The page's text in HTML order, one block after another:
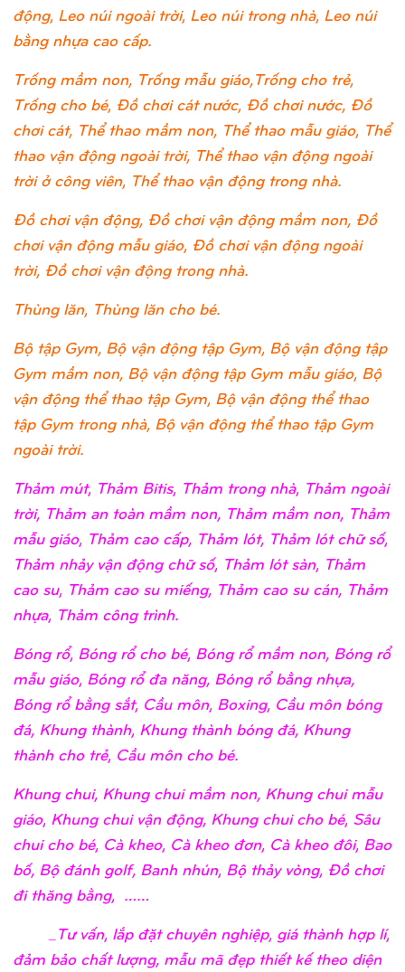
động, Leo núi ngoài trời, Leo núi trong nhà, Leo núi
bằng nhựa cao cấp.
Trống mầm non, Trống mẫu giáo,Trống cho trẻ,
Trống cho bé, Đồ chơi cát nước, Đồ chơi nước, Đồ
chơi cát, Thể thao mầm non, Thể thao mẫu giáo, Thể
thao vận động ngoài trời, Thể thao vận động ngoài
trời ở công viên, Thể thao vận động trong nhà.
Đồ chơi vận động, Đồ chơi vận động mầm non, Đồ
chơi vận động mẫu giáo, Đồ chơi vận động ngoài
trời, Đồ chơi vận động trong nhà.
Thùng lăn, Thùng lăn cho bé.
Bộ tập Gym, Bộ vận động tập Gym, Bộ vận động tập
Gym mầm non, Bộ vận động tập Gym mẫu giáo, Bộ
vận động thể thao tập Gym, Bộ vận động thể thao
tập Gym trong nhà, Bộ vận động thể thao tập Gym
ngoài trời.
Thảm mút, Thảm Bitis, Thảm trong nhà, Thảm ngoài
trời, Thảm an toàn mầm non, Thảm mầm non, Thảm
mẫu giáo, Thảm cao cấp, Thảm lót, Thảm lót chữ số,
Thảm nhảy vận động chữ số, Thảm lót sàn, Thảm
cao su, Thảm cao su miếng, Thảm cao su cán, Thảm
nhựa, Thảm công trình.
Bóng rổ, Bóng rổ cho bé, Bóng rổ mầm non, Bóng rổ
mẫu giáo, Bóng rổ đa năng, Bóng rổ bằng nhựa,
Bóng rổ bằng sắt, Cầu môn, Boxing, Cầu môn bóng
đá, Khung thành, Khung thành bóng đá, Khung
thành cho trẻ, Cầu môn cho bé.
Khung chui, Khung chui mầm non, Khung chui mẫu
giáo, Khung chui vận động, Khung chui cho bé, Sâu
chui cho bé, Cà kheo, Cà kheo đơn, Cà kheo đôi, Bao
bố, Bộ đánh golf, Banh nhún, Bộ thảy vòng, Đồ chơi
đi thăng bằng, ……
_Tư vấn, lắp đặt chuyên nghiệp, giá thành hợp lí,
đảm bảo chất lượng, mẫu mã đẹp thiết kế theo diện